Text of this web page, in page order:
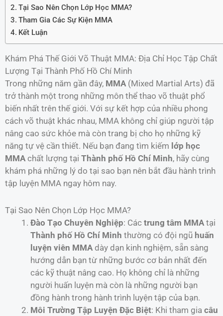
Tại Sao Nên Chọn Lớp Học MMA?
Tham Gia Các Sự Kiện MMA
Kết Luận
Khám Phá Thế Giới Võ Thuật MMA: Địa Chỉ Học Tập Chất
Lượng Tại Thành Phố Hồ Chí Minh
Trong những năm gần đây, MMA (Mixed Martial Arts) đã
trở thành một trong những môn thể thao võ thuật phổ
biến nhất trên thế giới. Với sự kết hợp của nhiều phong
cách võ thuật khác nhau, MMA không chỉ giúp người tập
nâng cao sức khỏe mà còn trang bị cho họ những kỹ
năng tự vệ cần thiết. Nếu bạn đang tìm kiếm lớp học
MMA chất lượng tại Thành phố Hồ Chí Minh, hãy cùng
khám phá những lý do tại sao bạn nên bắt đầu hành trình
tập luyện MMA ngay hôm nay.
Tại Sao Nên Chọn Lớp Học MMA?
Đào Tạo Chuyên Nghiệp: Các trung tâm MMAtại
Thành phố Hồ Chí Minh thường có đội ngũ huấn
luyện viên MMAdày dạn kinh nghiệm, sẵn sàng
hướng dẫn bạn từ những bước cơ bản nhất đến
các kỹ thuật nâng cao. Họ không chỉ là những
người huấn luyện mà còn là những người bạn
đồng hành trong hành trình luyện tập của bạn.
Môi Trường Tập Luyện Đặc Biệt: Khi tham gia câu